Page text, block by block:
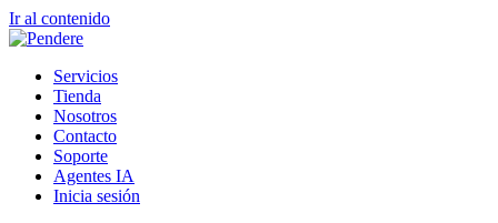
Ir al contenido
Servicios
Tienda
Nosotros
Contacto
Soporte
Agentes IA
Inicia sesión